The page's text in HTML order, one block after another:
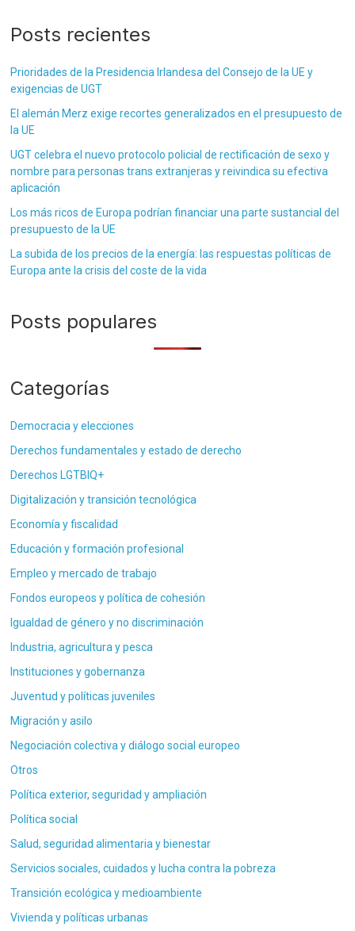
Posts recientes
Prioridades de la Presidencia Irlandesa del Consejo de la UE y
exigencias de UGT
El alemán Merz exige recortes generalizados en el presupuesto de
la UE
UGT celebra el nuevo protocolo policial de rectificación de sexo y
nombre para personas trans extranjeras y reivindica su efectiva
aplicación
Los más ricos de Europa podrían financiar una parte sustancial del
presupuesto de la UE
La subida de los precios de la energía: las respuestas políticas de
Europa ante la crisis del coste de la vida
Posts populares
Categorías
Democracia y elecciones
Derechos fundamentales y estado de derecho
Derechos LGTBIQ+
Digitalización y transición tecnológica
Economía y fiscalidad
Educación y formación profesional
Empleo y mercado de trabajo
Fondos europeos y política de cohesión
Igualdad de género y no discriminación
Industria, agricultura y pesca
Instituciones y gobernanza
Juventud y políticas juveniles
Migración y asilo
Negociación colectiva y diálogo social europeo
Otros
Política exterior, seguridad y ampliación
Política social
Salud, seguridad alimentaria y bienestar
Servicios sociales, cuidados y lucha contra la pobreza
Transición ecológica y medioambiente
Vivienda y políticas urbanas